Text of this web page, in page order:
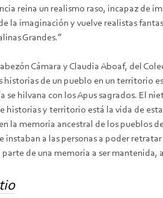
reina un realismo raso, incapaz de
la imaginación y vuelve realistas
Grandes.”
Cámara y Claudia Aboaf, del
de un pueblo en un territorio
hilvana con los Apus sagrados. El
historias y territorio está la vida de
memoria ancestral de los pueblos
instaban a las personas a poder
de una memoria a ser mantenida,